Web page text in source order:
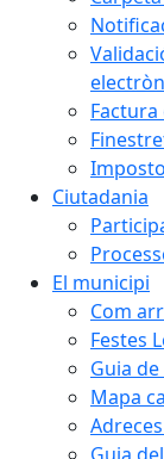
Ciutadania
El municipi
Com
Festes
Guia
Mapa